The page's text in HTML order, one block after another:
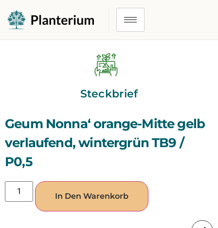
Steckbrief
Geum Nonna‘ orange-Mitte gelb
verlaufend, wintergrün TB9 /
P0,5
In Den Warenkorb